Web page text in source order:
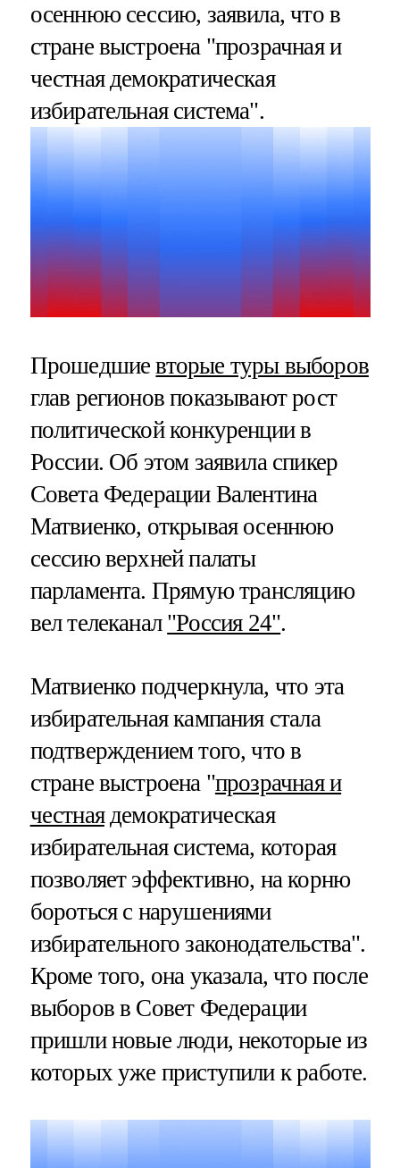
осеннюю сессию, заявила, что в
стране выстроена "прозрачная и
честная демократическая
избирательная система".
Прошедшиевторые туры выборов
глав регионов показывают рост
политической конкуренции в
России. Об этом заявила спикер
Совета Федерации Валентина
Матвиенко, открывая осеннюю
сессию верхней палаты
парламента. Прямую трансляцию
вел телеканал "Россия 24".
Матвиенко подчеркнула, что эта
избирательная кампания стала
подтверждением того, что в
стране выстроена "прозрачная и
честнаядемократическая
избирательная система, которая
позволяет эффективно, на корню
бороться с нарушениями
избирательного законодательства".
Кроме того, она указала, что после
выборов в Совет Федерации
пришли новые люди, некоторые из
которых уже приступили к работе.